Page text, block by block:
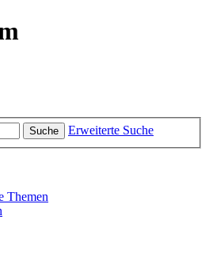
Suche Erweiterte Suche
Themen